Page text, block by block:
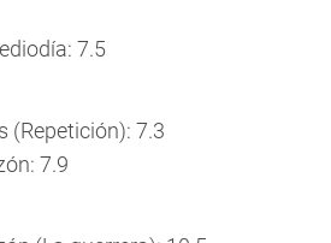
7.5
(Repetición): 7.3
7.9